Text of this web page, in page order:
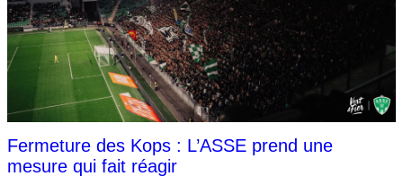
Fermeture des Kops : L’ASSE prend une
mesure qui fait réagir